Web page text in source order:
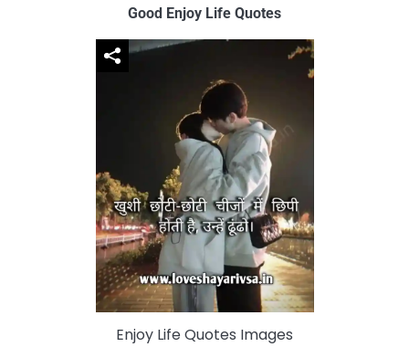
Good Enjoy Life Quotes
Enjoy Life Quotes Images